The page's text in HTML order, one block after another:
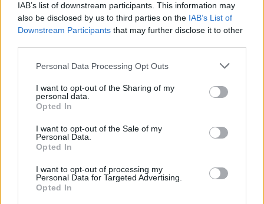
IAB’s list of downstream participants. This information may
also be disclosed by us to third parties on the IAB’s List of
Downstream Participants that may further disclose it to other
Please note that this website/app uses one or more Google
not limited to your visit or usage behaviour. You may click to
grant or deny consent to Google and its third-party tags to
use your data for below specified purposes in below Google
consent section.
Personal Data Processing Opt Outs
I want to opt-out of the Sharing of my
personal data.
Opted In
I want to opt-out of the Sale of my
Personal Data.
Opted In
I want to opt-out of processing my
Personal Data for Targeted Advertising.
Opted In
műemlékfelújítás műemlék restaurálás
Történelmi táj, amelynek minden köve mesél –
megújul a tatai Angolkert
műemlékek, köztük a különleges Műromok, valamint a közeli
Várkanyarban álló Nepomuki Szent János híd és szobor is.
M1 bővítés: már zajlik a teljesen új
Bicske Kelet csomópont építése